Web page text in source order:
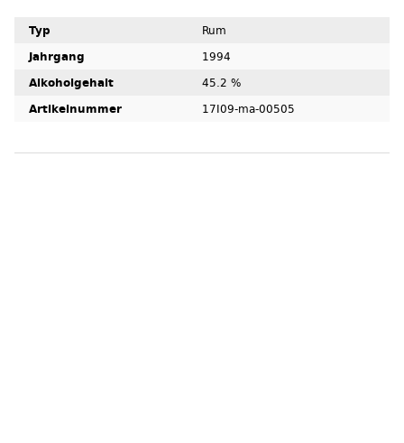
Typ
Rum
Jahrgang
1994
Alkoholgehalt
45.2 %
Artikelnummer
17I09-ma-00505